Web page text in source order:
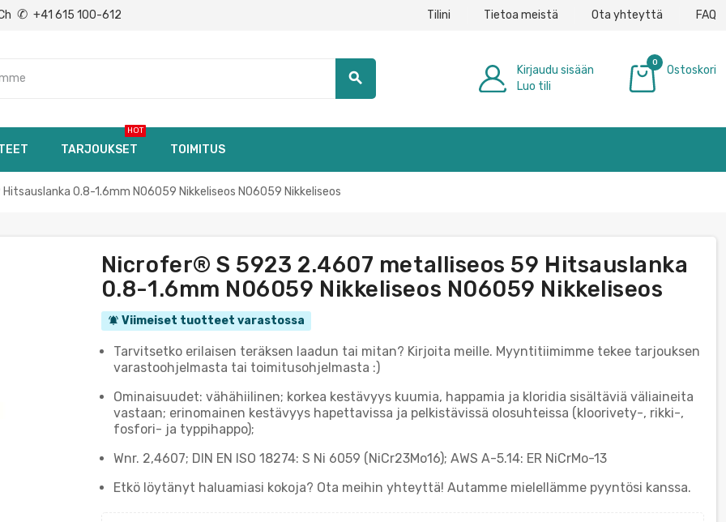
✆ +41 615 100-612 Tilini Tietoa meistä Ota yhteyttä FAQ
search
Kirjaudu sisään
Luo tili
0
Ostoskori
TARJOUKSET
HOT
TOIMITUS
0.8-1.6mm N06059 Nikkeliseos N06059 Nikkeliseos
Nicrofer® S 5923 2.4607 metalliseos 59 Hitsauslanka
0.8-1.6mm N06059 Nikkeliseos N06059 Nikkeliseos
notifications_active Viimeiset tuotteet varastossa
Tarvitsetko erilaisen teräksen laadun tai mitan? Kirjoita meille. Myyntitiimimme tekee tarjouksen
varastoohjelmasta tai toimitusohjelmasta :)
Ominaisuudet: vähähiilinen; korkea kestävyys kuumia, happamia ja kloridia sisältäviä väliaineita
vastaan; erinomainen kestävyys hapettavissa ja pelkistävissä olosuhteissa (kloorivety-, rikki-,
fosfori- ja typpihappo);
Wnr. 2,4607; DIN EN ISO 18274: S Ni 6059 (NiCr23Mo16); AWS A-5.14: ER NiCrMo-13
Etkö löytänyt haluamiasi kokoja? Ota meihin yhteyttä! Autamme mielellämme pyyntösi kanssa.